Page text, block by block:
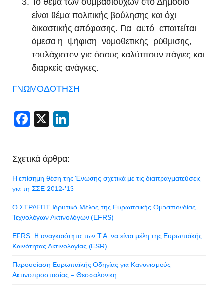
Το θέμα των συμβασιούχων στο Δημόσιο
είναι θέμα πολιτικής βούλησης και όχι
δικαστικής απόφασης. Για αυτό απαιτείται
άμεσα η ψήφιση νομοθετικής ρύθμισης,
τουλάχιστον για όσους καλύπτουν πάγιες και
διαρκείς ανάγκες.
ΓΝΩΜΟΔΟΤΗΣΗ
Facebook
X
Σχετικά άρθρα:
Η επίσημη θέση της Ένωσης σχετικά με τις διαπραγματεύσεις
για τη ΣΣΕ 2012-’13
Ο ΣΤΡΑΕΠΤ Iδρυτικό Μέλος της Ευρωπαικής Ομοσπονδίας
Τεχνολόγων Ακτινολόγων (EFRS)
EFRS: Η αναγκαιότητα των Τ.Α. να είναι μέλη της Ευρωπαϊκής
Κοινότητας Ακτινολογίας (ESR)
Παρουσίαση Ευρωπαϊκής Οδηγίας για Κανονισμούς
Ακτινοπροστασίας – Θεσσαλονίκη